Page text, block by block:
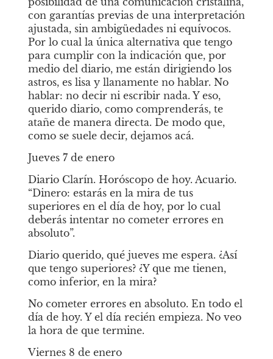
con garantías previas de una interpretación
ajustada, sin ambigüedades ni equívocos.
Por lo cual la única alternativa que tengo
para cumplir con la indicación que, por
medio del diario, me están dirigiendo los
astros, es lisa y llanamente no hablar. No
hablar: no decir ni escribir nada. Y eso,
querido diario, como comprenderás, te
atañe de manera directa. De modo que,
como se suele decir, dejamos acá.
Jueves 7 de enero
Diario Clarín. Horóscopo de hoy. Acuario.
“Dinero: estarás en la mira de tus
superiores en el día de hoy, por lo cual
deberás intentar no cometer errores en
absoluto”.
Diario querido, qué jueves me espera. ¿Así
que tengo superiores? ¿Y que me tienen,
como inferior, en la mira?
No cometer errores en absoluto. En todo el
día de hoy. Y el día recién empieza. No veo
la hora de que termine.
Viernes 8 de enero